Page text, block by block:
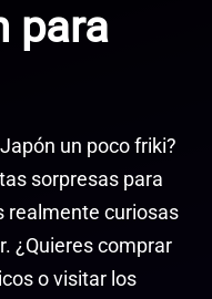
para
un poco friki?
sorpresas para
realmente curiosas
¿Quieres comprar
o visitar los